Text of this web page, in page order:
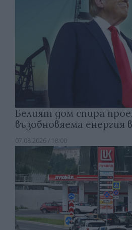
Белият дом спира
възобновяема енергия
07.08.2026 / 18:00